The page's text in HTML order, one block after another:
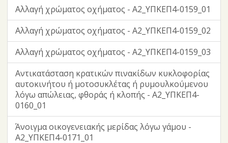
Αλλαγή χρώματος οχήματος - Α2_ΥΠΚΕΠ4-0159_01
Αλλαγή χρώματος οχήματος - Α2_ΥΠΚΕΠ4-0159_02
Αλλαγή χρώματος οχήματος - Α2_ΥΠΚΕΠ4-0159_03
Αντικατάσταση κρατικών πινακίδων κυκλοφορίας
αυτοκινήτου ή μοτοσυκλέτας ή ρυμουλκούμενου
λόγω απώλειας, φθοράς ή κλοπής - Α2_ΥΠΚΕΠ4-
0160_01
Άνοιγμα οικογενειακής μερίδας λόγω γάμου -
Α2_ΥΠΚΕΠ4-0171_01